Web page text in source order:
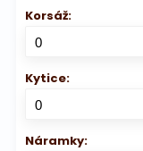
Korsáž:
Kytice:
Náramky: